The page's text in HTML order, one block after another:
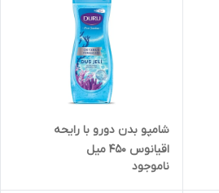
شامپو بدن دورو با رایحه
اقیانوس 450 میل
ناموجود